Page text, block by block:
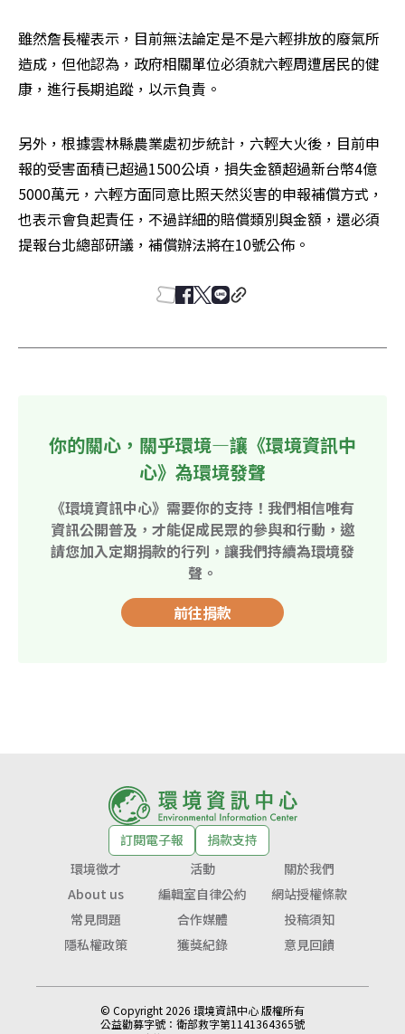
雖然詹長權表示，目前無法論定是不是六輕排放的廢氣所
造成，但他認為，政府相關單位必須就六輕周遭居民的健
康，進行長期追蹤，以示負責。
另外，根據雲林縣農業處初步統計，六輕大火後，目前申
報的受害面積已超過1500公頃，損失金額超過新台幣4億
5000萬元，六輕方面同意比照天然災害的申報補償方式，
也表示會負起責任，不過詳細的賠償類別與金額，還必須
提報台北總部研議，補償辦法將在10號公佈。
你的關心，關乎環境—讓《環境資訊中
心》為環境發聲
《環境資訊中心》需要你的支持！我們相信唯有
資訊公開普及，才能促成民眾的參與和行動，邀
請您加入定期捐款的行列，讓我們持續為環境發
聲。
前往捐款
訂閱電子報
捐款支持
環境徵才
活動
關於我們
About us
編輯室自律公約
網站授權條款
常見問題
合作媒體
投稿須知
隱私權政策
獲獎紀錄 意見回饋
© Copyright 2026 環境資訊中心 版權所有
公益勸募字號： 衛部救字第1141364365號